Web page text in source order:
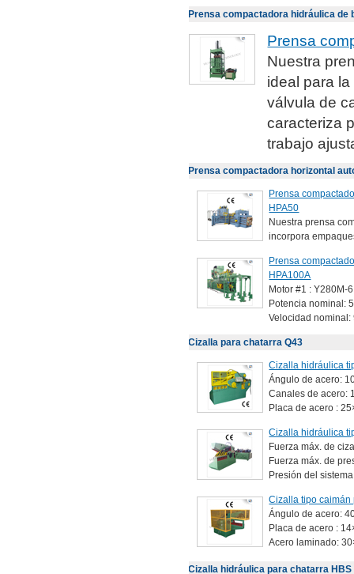
Prensa compactadora hidráulica de
Prensa
Nuestra
ideal para
válvula de
caracteriza
trabajo
Prensa compactadora horizontal
Prensa
HPA50
Nuestra prensa
incorpora
Prensa
HPA100A
Motor #1 : Y280M-6
Potencia nominal:
Velocidad nominal:
Cizalla para chatarra Q43
Cizalla hidráulica
Ángulo de acero:
Canales de acero:
Placa de acero :
Cizalla hidráulica
Fuerza máx. de
Fuerza máx. de
Presión del
Cizalla tipo caimán
Ángulo de acero:
Placa de acero :
Acero laminado:
Cizalla hidráulica para chatarra HBS